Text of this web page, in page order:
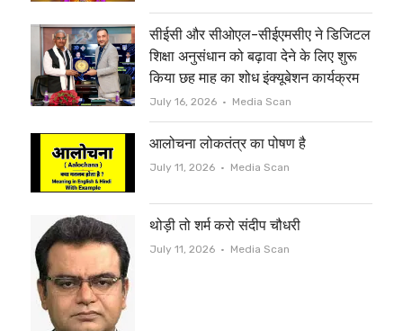
r
o
k
सीईसी और सीओएल-सीईएमसीए ने डिजिटल
शिक्षा अनुसंधान को बढ़ावा देने के लिए शुरू
किया छह माह का शोध इंक्यूबेशन कार्यक्रम
July 16, 2026 Author
Media Scan
आलोचना लोकतंत्र का पोषण है
July 11, 2026 Author
Media Scan
थोड़ी तो शर्म करो संदीप चौधरी
July 11, 2026 Author
Media Scan